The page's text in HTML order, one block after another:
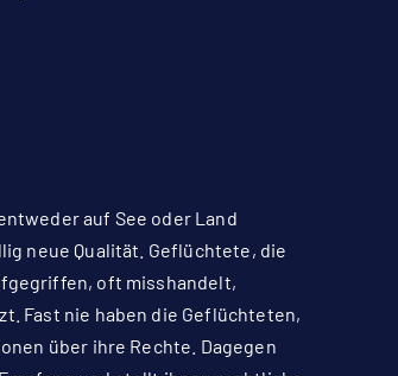
auf See oder Land
neue Qualität. Geflüchtete, die
oft misshandelt,
Fast nie haben die Geflüchteten,
über ihre Rechte. Dagegen